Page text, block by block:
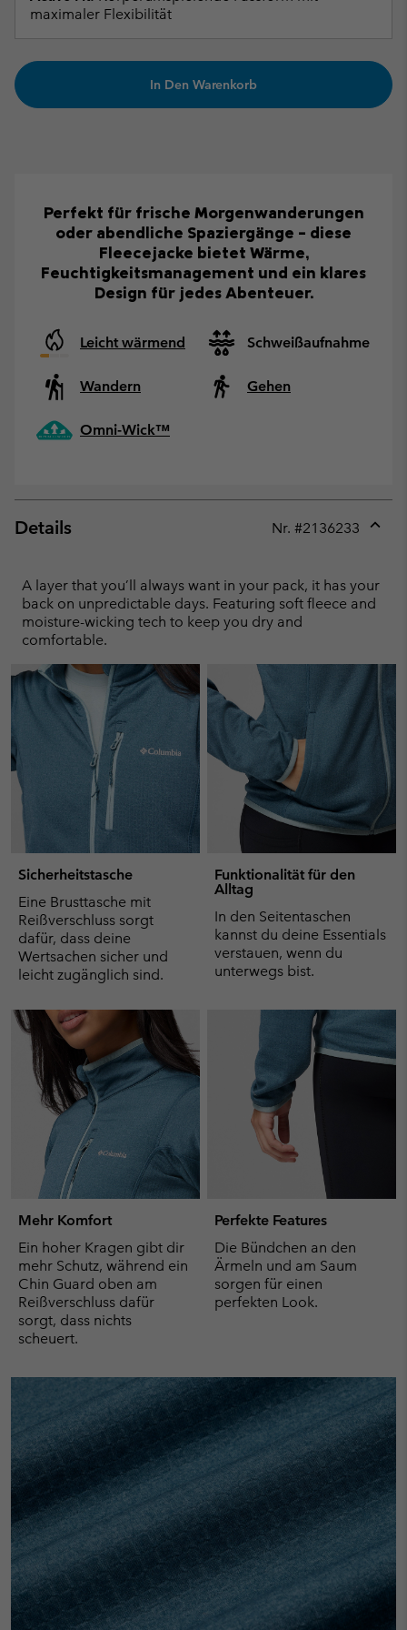
maximaler Flexibilität
In Den Warenkorb
Perfekt für frische Morgenwanderungen
oder abendliche Spaziergänge – diese
Fleecejacke bietet Wärme,
Feuchtigkeitsmanagement und ein klares
Design für jedes Abenteuer.
Leicht wärmend Schweißaufnahme
Wandern Gehen
Omni-Wick™
Details Nr. #2136233
A layer that you’ll always want in your pack, it has your
back on unpredictable days. Featuring soft fleece and
moisture-wicking tech to keep you dry and
comfortable.
Sicherheitstasche
Eine Brusttasche mit
Reißverschluss sorgt
dafür, dass deine
Wertsachen sicher und
leicht zugänglich sind.
Funktionalität für den
Alltag
In den Seitentaschen
kannst du deine Essentials
verstauen, wenn du
unterwegs bist.
Mehr Komfort
Ein hoher Kragen gibt dir
mehr Schutz, während ein
Chin Guard oben am
Reißverschluss dafür
sorgt, dass nichts
scheuert.
Perfekte Features
Die Bündchen an den
Ärmeln und am Saum
sorgen für einen
perfekten Look.